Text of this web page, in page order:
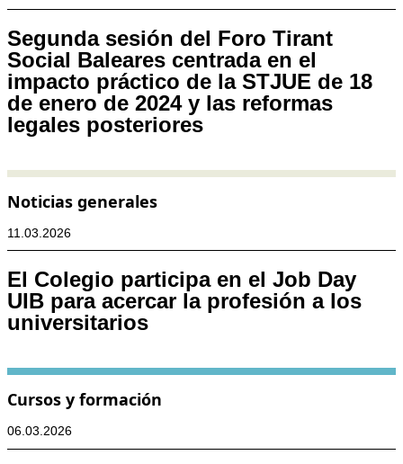
Segunda sesión del Foro Tirant
Social Baleares centrada en el
impacto práctico de la STJUE de 18
de enero de 2024 y las reformas
legales posteriores
Noticias generales
11.03.2026
El Colegio participa en el Job Day
UIB para acercar la profesión a los
universitarios
Cursos y formación
06.03.2026